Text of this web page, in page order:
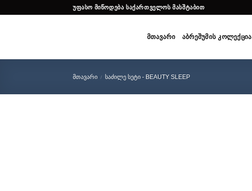
ᲣᲤᲐᲡᲝ ᲛᲘᲬᲝᲓᲔᲑᲐ ᲡᲐᲥᲐᲠᲗᲕᲔᲚᲝᲡ ᲛᲐᲡᲨᲢᲐᲑᲘᲗ
ᲛᲗᲐᲕᲐᲠᲘ ᲐᲑᲠᲔᲨᲣᲛᲘᲡ ᲙᲝᲚᲔᲥᲪᲘᲐ
ᲛᲗᲐᲕᲐᲠᲘ / ᲡᲐᲫᲘᲚᲔ ᲡᲔᲢᲘ - BEAUTY SLEEP